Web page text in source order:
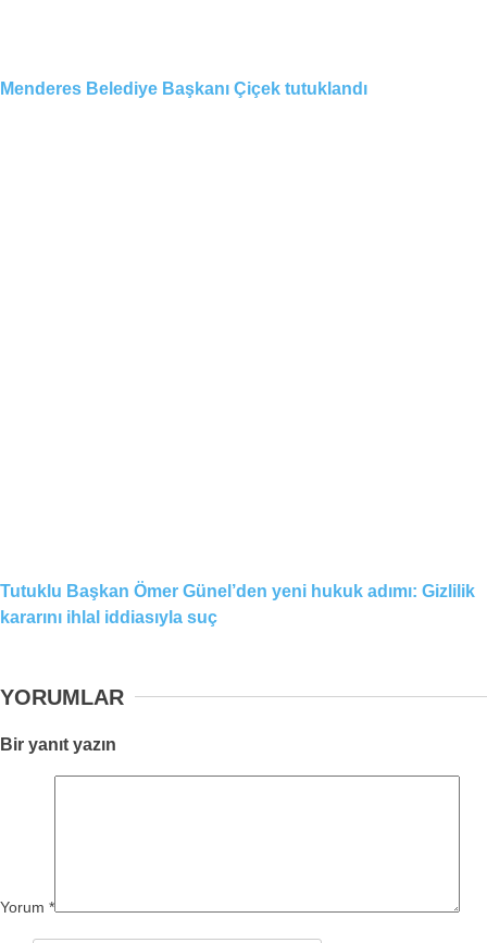
Menderes Belediye Başkanı Çiçek tutuklandı
Tutuklu Başkan Ömer Günel’den yeni hukuk adımı: Gizlilik
kararını ihlal iddiasıyla suç
YORUMLAR
Bir yanıt yazın
Yorum *